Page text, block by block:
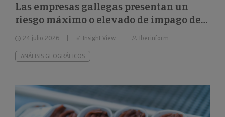
Las empresas gallegas presentan un
riesgo máximo o elevado de impago del
24%
24 julio 2026 Insight View Iberinform
ANÁLISIS GEOGRÁFICOS